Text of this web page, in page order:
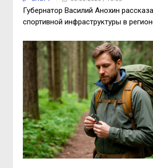
Губернатор Василий Анохин
спортивной инфраструктуры в